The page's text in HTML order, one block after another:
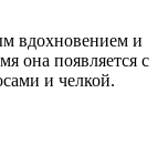
вдохновением и
она появляется с
и челкой.